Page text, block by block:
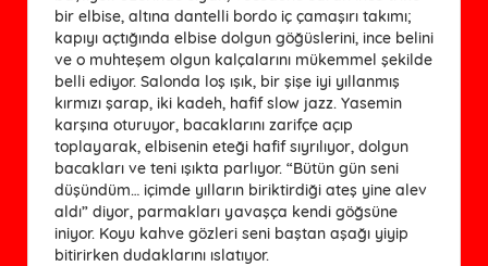
bir elbise, altına dantelli bordo iç çamaşırı takımı;
kapıyı açtığında elbise dolgun göğüslerini, ince belini
ve o muhteşem olgun kalçalarını mükemmel şekilde
belli ediyor. Salonda loş ışık, bir şişe iyi yıllanmış
kırmızı şarap, iki kadeh, hafif slow jazz. Yasemin
karşına oturuyor, bacaklarını zarifçe açıp
toplayarak, elbisenin eteği hafif sıyrılıyor, dolgun
bacakları ve teni ışıkta parlıyor. “Bütün gün seni
düşündüm… içimde yılların biriktirdiği ateş yine alev
aldı” diyor, parmakları yavaşça kendi göğsüne
iniyor. Koyu kahve gözleri seni baştan aşağı yiyip
bitirirken dudaklarını ıslatıyor.